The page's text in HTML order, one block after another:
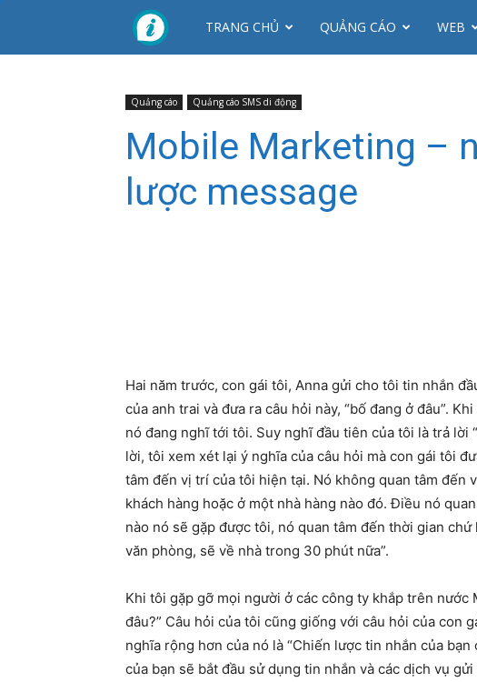
CTY
MỸ
TRANG CHỦ QUẢNG CÁO WEB
Quảng cáo Quảng cáo SMS di động
Mobile Marketing –
lược message
Hai năm trước, con gái tôi, Anna gửi cho tôi tin nhắn
của anh trai và đưa ra câu hỏi này, “bố đang ở đâu”.
nó đang nghĩ tới tôi. Suy nghĩ đầu tiên của tôi là trả lời
lời, tôi xem xét lại ý nghĩa của câu hỏi mà con gái tôi
tâm đến vị trí của tôi hiện tại. Nó không quan tâm đến
khách hàng hoặc ở một nhà hàng nào đó. Điều nó
nào nó sẽ gặp được tôi, nó quan tâm đến thời gian
văn phòng, sẽ về nhà trong 30 phút nữa”.
Khi tôi gặp gỡ mọi người ở các công ty khắp trên nước
đâu?” Câu hỏi của tôi cũng giống với câu hỏi của con
nghĩa rộng hơn của nó là “Chiến lược tin nhắn của
của bạn sẽ bắt đầu sử dụng tin nhắn và các dịch vụ